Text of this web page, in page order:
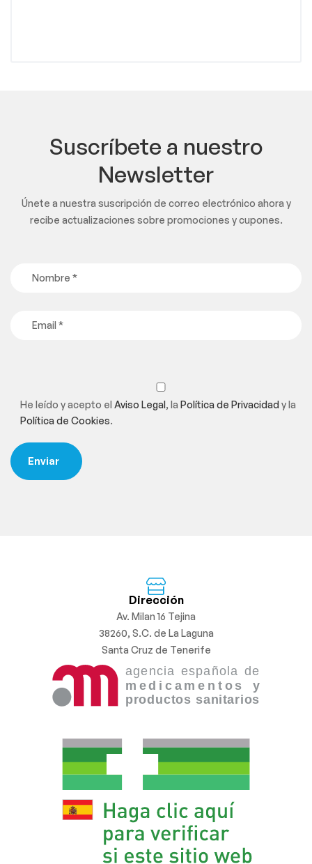
Suscríbete a nuestro
Newsletter
Únete a nuestra suscripción de correo electrónico ahora y
recibe actualizaciones sobre promociones y cupones.
He leído y acepto el Aviso Legal, la Política de Privacidady la
Política de Cookies.
Dirección
Av. Milan 16 Tejina
38260, S.C. de La Laguna
Santa Cruz de Tenerife